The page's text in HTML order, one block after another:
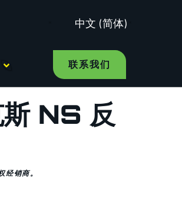
中文 (简体)
联系我们
NS 反
销商。